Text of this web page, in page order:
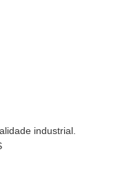
industrial.